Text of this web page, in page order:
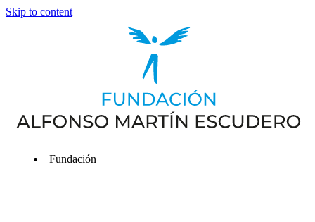
Skip to content
Fundación